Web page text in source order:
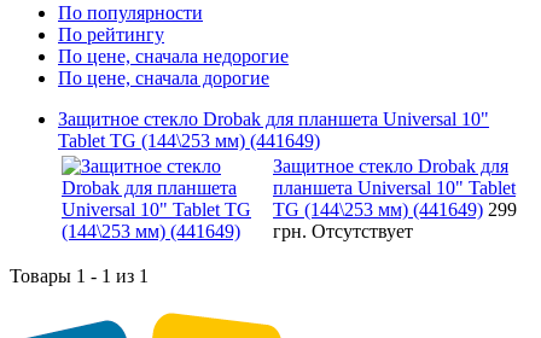
По популярности
По рейтингу
По цене, сначала недорогие
По цене, сначала дорогие
Защитное стекло Drobak для планшета Universal 10"
Tablet TG (144\253 мм) (441649)
Защитное стекло Drobak для
планшета Universal 10" Tablet
TG (144\253 мм) (441649) 299
грн. Отсутствует
Товары 1 - 1 из 1